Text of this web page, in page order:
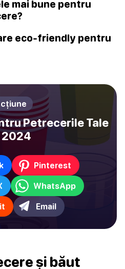
mai bune pentru
eco-friendly pentru
Petrecerile Tale
2024
Pinterest
WhatsApp
Email
și băut